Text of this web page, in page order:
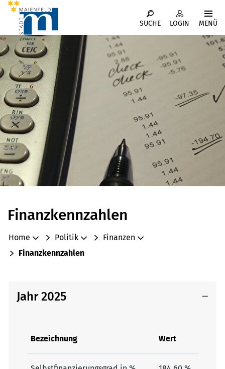
Kopfzeile
LOGIN
SUCHE MENÜ
Inhalt
Finanzkennzahlen
Home Politik
Finanzen
Finanzkennzahlen
Jahr 2025
Bezeichnung Wert